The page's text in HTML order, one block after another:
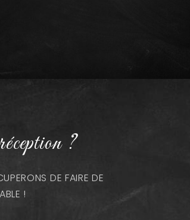
?
DE FAIRE DE
!